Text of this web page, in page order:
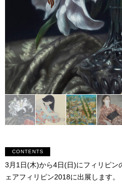
CONTENTS
3月1日(木)から4日(日)にフィリピン
ェアフィリピン2018に出展します。